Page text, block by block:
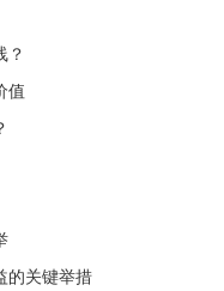
？
值
的关键举措​